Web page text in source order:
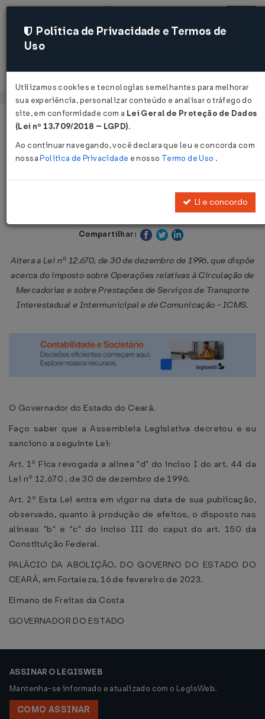
Acessar
Página Inicial Legislações
Lei Nº 18308 DE 16/02/2023
Publicado no DOE - CE em 16 fev 2023
Compartilhar:
Altera a Lei nº 12.670, de 30 de dezembro de 1996, que dispõe
acerca do imposto sobre Operações relativas à Circulação de
Mercadorias e sobre Prestações de Serviços de Transporte
Interestadual e Intermunicipal e de Comunicação - ICMS.
O Governador do Estado do Ceará.
Faço saber que a Assembleia Legislativa decretou e eu
sanciono a seguinte Lei:
Art. 1º Fica revogada a alínea "d" do inciso I do art. 44 da
Lei nº 12.670 , de 30 de dezembro de 1996.
Art. 2º Esta Lei entra em vigor na data de sua publicação,
observado, quanto à produção de efeitos, o disposto nas
alíneas "b" e "c" do inciso III do caput do art. 150 da
Constituição Federal.
PALÁCIO DA ABOLIÇÃO, DO GOVERNO DO ESTADO DO
CEARÁ, em Fortaleza, 16 de fevereiro de 2023.
Elmano de Freitas da Costa
GOVERNADOR DO ESTADO
ASSINAR O LEGISWEB
Mantenha-se informado e atualizado com o LegisWeb.
COMO ASSINAR
Política de Privacidade e Termos de
Uso
Utilizamos cookies e tecnologias semelhantes para melhorar
sua experiência, personalizar conteúdo e analisar o tráfego do
site, em conformidade com a Lei Geral de Proteção de Dados
(Lei nº 13.709/2018 – LGPD).
Ao continuar navegando, você declara que leu e concorda com
nossaPolítica de Privacidade e nosso Termo de Uso .
Li e concordo